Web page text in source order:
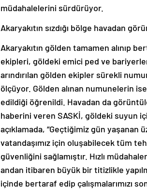
müdahalelerini sürdürüyor.
Akaryakıtın sızdığı bölge havadan
Akaryakıtın gölden tamamen alınıp
ekipleri, göldeki emici ped ve
arındırılan gölden ekipler sürekli
ölçüyor. Gölden alınan numunelerin
edildiği öğrenildi. Havadan da
haberini veren SASKİ, göldeki suyun
açıklamada, “Geçtiğimiz gün
vatandaşımız için oluşabilecek tüm
güvenliğini sağlamıştır. Hızlı
andan itibaren büyük bir titizlikle
içinde bertaraf edip çalışmalarımızı